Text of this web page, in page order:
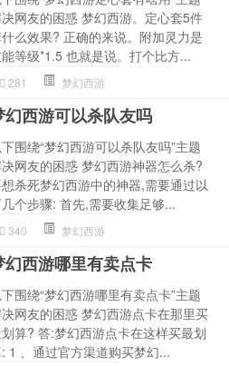
网友的困惑 梦幻西游。定心套5件
么效果? 正确的来说。附加灵力是
等级*1.5 也就是说。打个比方...
281 梦幻西游
幻西游可以杀队友吗
围绕“梦幻西游可以杀队友吗”主题
网友的困惑 梦幻西游神器怎么杀?
杀死梦幻西游中的神器,需要通过以
个步骤: 首先,需要收集足够...
340 梦幻西游
幻西游哪里有卖点卡
围绕“梦幻西游哪里有卖点卡”主题
网友的困惑 梦幻西游点卡在那里买
算? 答:梦幻西游点卡在这样买最划
1 、通过官方渠道购买梦幻...